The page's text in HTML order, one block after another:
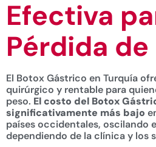
Efectiva
Pérdida de
El Botox Gástrico en Turquía
quirúrgico y rentable para
peso. El costo del Botox
significativamente más bajo
países occidentales, oscilando
dependiendo de la clínica y los